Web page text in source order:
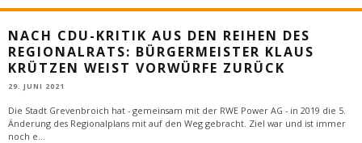
NACH CDU-KRITIK AUS DEN REIHEN DES
REGIONALRATS: BÜRGERMEISTER KLAUS
KRÜTZEN WEIST VORWÜRFE ZURÜCK
29. JUNI 2021
Die Stadt Grevenbroich hat - gemeinsam mit der RWE Power AG - in 2019 die 5.
Änderung des Regionalplans mit auf den Weg gebracht. Ziel war und ist immer
noch e